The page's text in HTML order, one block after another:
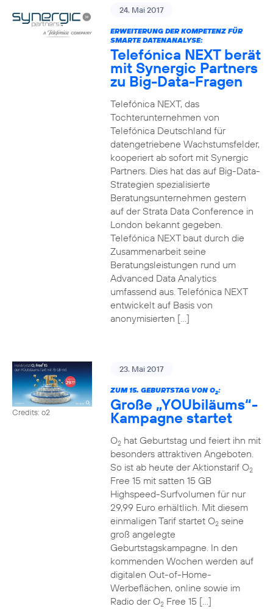
24. Mai 2017
ERWEITERUNG DER KOMPETENZ FÜR
SMARTE DATENANALYSE:
Telefónica NEXT berät
mit Synergic Partners
zu Big-Data-Fragen
Telefónica NEXT, das
Tochterunternehmen von
Telefónica Deutschland für
datengetriebene Wachstumsfelder,
kooperiert ab sofort mit Synergic
Partners. Dies hat das auf Big-Data-
Strategien spezialisierte
Beratungsunternehmen gestern
auf der Strata Data Conference in
London bekannt gegeben.
Telefónica NEXT baut durch die
Zusammenarbeit seine
Beratungsleistungen rund um
Advanced Data Analytics
umfassend aus. Telefónica NEXT
entwickelt auf Basis von
anonymisierten […]
Credits: o2
23. Mai 2017
ZUM 15. GEBURTSTAG VON O2:
Große „YOUbiläums“-
Kampagne startet
O2hat Geburtstag und feiert ihn mit
besonders attraktiven Angeboten.
So ist ab heute der Aktionstarif O2
Free 15 mit satten 15 GB
Highspeed-Surfvolumen für nur
29,99 Euro erhältlich. Mit diesem
einmaligen Tarif startet O2seine
groß angelegte
Geburtstagskampagne. In den
kommenden Wochen werden auf
digitalen Out-of-Home-
Werbeflächen, online sowie im
Radio der O2Free 15 […]